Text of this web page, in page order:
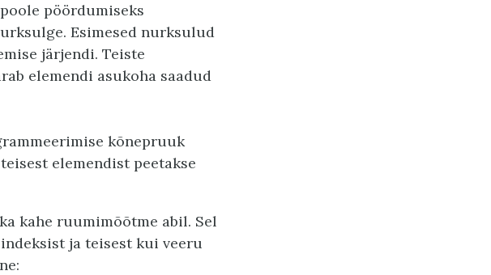
pöördumiseks
Esimesed nurksulud
järjendi. Teiste
elemendi asukoha saadud
kõnepruuk
elemendist peetakse
kahe ruumimõõtme abil. Sel
ja teisest kui veeru